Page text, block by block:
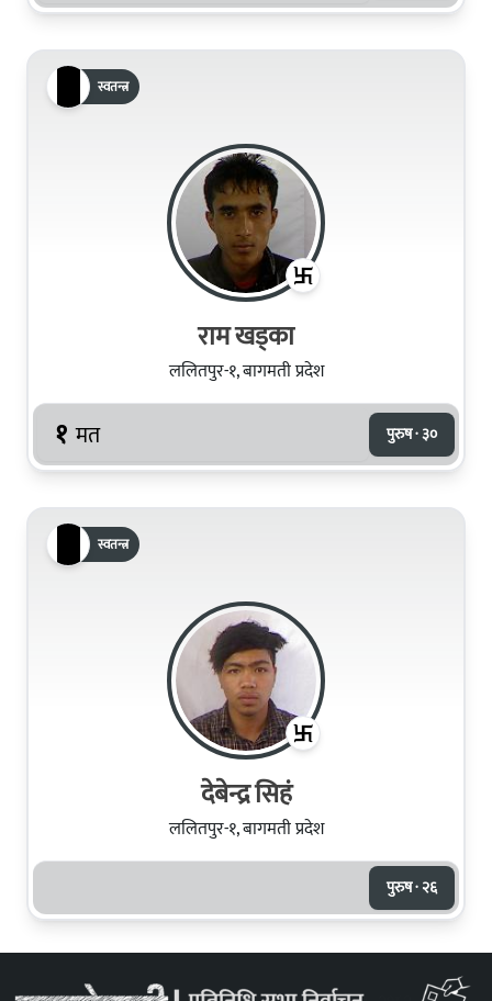
स्वतन्त्र
राम खड्का
ललितपुर-१, बागमती प्रदेश
१ मत पुरुष · ३०
स्वतन्त्र
देबेन्द्र सिहं
ललितपुर-१, बागमती प्रदेश
पुरुष · २६